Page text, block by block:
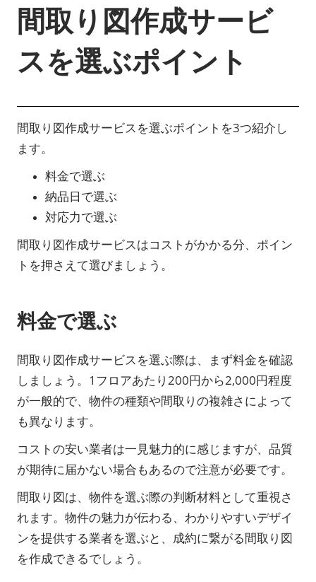
間取り図作成サービ
スを選ぶポイント
間取り図作成サービスを選ぶポイントを3つ紹介し
ます。
料金で選ぶ
納品日で選ぶ
対応力で選ぶ
間取り図作成サービスはコストがかかる分、ポイン
トを押さえて選びましょう。
料金で選ぶ
間取り図作成サービスを選ぶ際は、まず料金を確認
しましょう。1フロアあたり200円から2,000円程度
が一般的で、物件の種類や間取りの複雑さによって
も異なります。
コストの安い業者は一見魅力的に感じますが、品質
が期待に届かない場合もあるので注意が必要です。
間取り図は、物件を選ぶ際の判断材料として重視さ
れます。物件の魅力が伝わる、わかりやすいデザイ
ンを提供する業者を選ぶと、成約に繋がる間取り図
を作成できるでしょう。